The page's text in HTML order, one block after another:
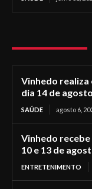
Vinhedo realiza
dia 14 de agosto
SAÚDE agosto 6,
Vinhedo
10 e 13 de
ENTRETENIMENTO